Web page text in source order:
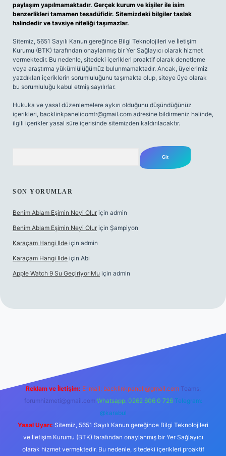
paylaşım yapılmamaktadır. Gerçek kurum ve kişiler ile isim
benzerlikleri tamamen tesadüfidir. Sitemizdeki bilgiler taslak
halindedir ve tavsiye niteliği taşımazlar.
Sitemiz, 5651 Sayılı Kanun gereğince Bilgi Teknolojileri ve İletişim
Kurumu (BTK) tarafından onaylanmış bir Yer Sağlayıcı olarak hizmet
vermektedir. Bu nedenle, sitedeki içerikleri proaktif olarak denetleme
veya araştırma yükümlülüğümüz bulunmamaktadır. Ancak, üyelerimiz
yazdıkları içeriklerin sorumluluğunu taşımakta olup, siteye üye olarak
bu sorumluluğu kabul etmiş sayılırlar.
Hukuka ve yasal düzenlemelere aykırı olduğunu düşündüğünüz
içerikleri, backlinkpanelicomtr@gmail.com adresine bildirmeniz halinde,
ilgili içerikler yasal süre içerisinde sitemizden kaldırılacaktır.
SON YORUMLAR
Benim Ablam Eşimin Neyi Olur için admin
Benim Ablam Eşimin Neyi Olur için Şampiyon
Karaçam Hangi Ilde için admin
Karaçam Hangi Ilde için Abi
Apple Watch 9 Su Geçiriyor Mu için admin
Reklam ve İletişim: E-mail: backlinkpaneli@gmail.com Teams:
forumhizmeti@gmail.com Whatsapp: 0262 606 0 726 Telegram:
@karabul
Yasal Uyarı: Sitemiz, 5651 Sayılı Kanun gereğince Bilgi Teknolojileri
ve İletişim Kurumu (BTK) tarafından onaylanmış bir Yer Sağlayıcı
olarak hizmet vermektedir. Bu nedenle, sitedeki içerikleri proaktif